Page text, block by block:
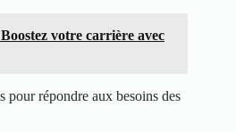
votre carrière avec
répondre aux besoins des